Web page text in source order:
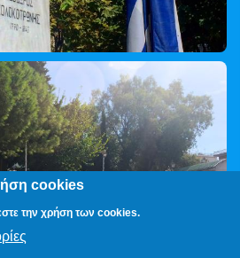
cookies
την χρήση των cookies.